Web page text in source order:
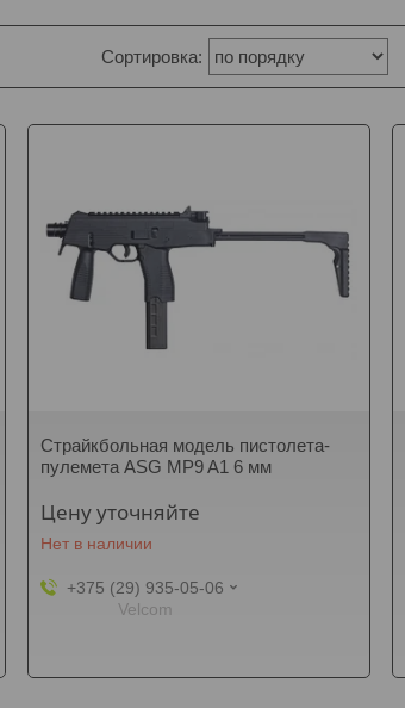
Страйкбольная модель пистолета-
пулемета ASG MP9 A1 6 мм
Цену уточняйте
Нет в наличии
+375 (29) 935-05-06
Velcom